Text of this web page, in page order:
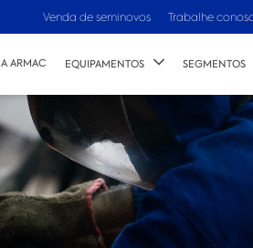
Venda de seminovos Trabalhe
A ARMAC EQUIPAMENTOS SEGMENTOS